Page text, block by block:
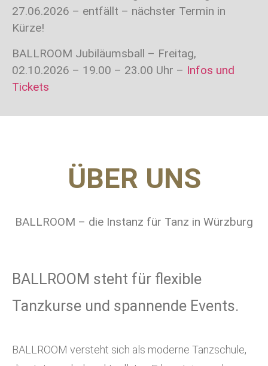
27.06.2026 – entfällt – nächster Termin in
Kürze!
BALLROOM Jubiläumsball – Freitag,
02.10.2026 – 19.00 – 23.00 Uhr – Infos und
Tickets
ÜBER UNS
BALLROOM – die Instanz für Tanz in Würzburg
BALLROOM steht für flexible
Tanzkurse und spannende Events.
BALLROOM versteht sich als moderne Tanzschule,